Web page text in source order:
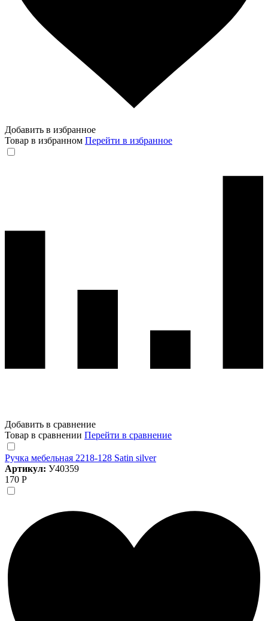
Добавить в избранное
Товар в избранном Перейти в избранное
Добавить в сравнение
Товар в сравнении Перейти в сравнение
Ручка мебельная 2218-128 Satin silver
Артикул: У40359
170 Р